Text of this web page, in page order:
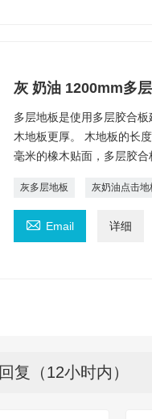
灰 奶油 1200mm多
多层地板是使用多层胶合
木地板更厚。 木地板的长
毫米的橡木贴面，多层胶合
灰多层地板 灰奶油点击地
 Email 详细
复（12小时内）